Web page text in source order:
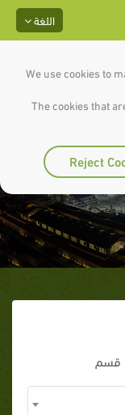
We use cookies to
The cookies that
Reject
اللغة
قسم